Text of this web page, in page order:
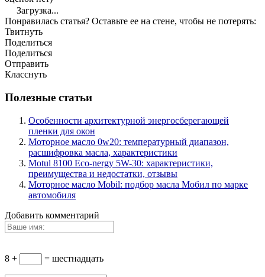
Загрузка...
Понравилась статья? Оставьте ее на стене, чтобы не потерять:
Твитнуть
Поделиться
Поделиться
Отправить
Класснуть
Полезные статьи
Особенности архитектурной энергосберегающей
пленки для окон
Моторное масло 0w20: температурный диапазон,
расшифровка масла, характеристики
Motul 8100 Eco-nergy 5W-30: характеристики,
преимущества и недостатки, отзывы
Моторное масло Mobil: подбор масла Мобил по марке
автомобиля
Добавить комментарий
8 + = шестнадцать